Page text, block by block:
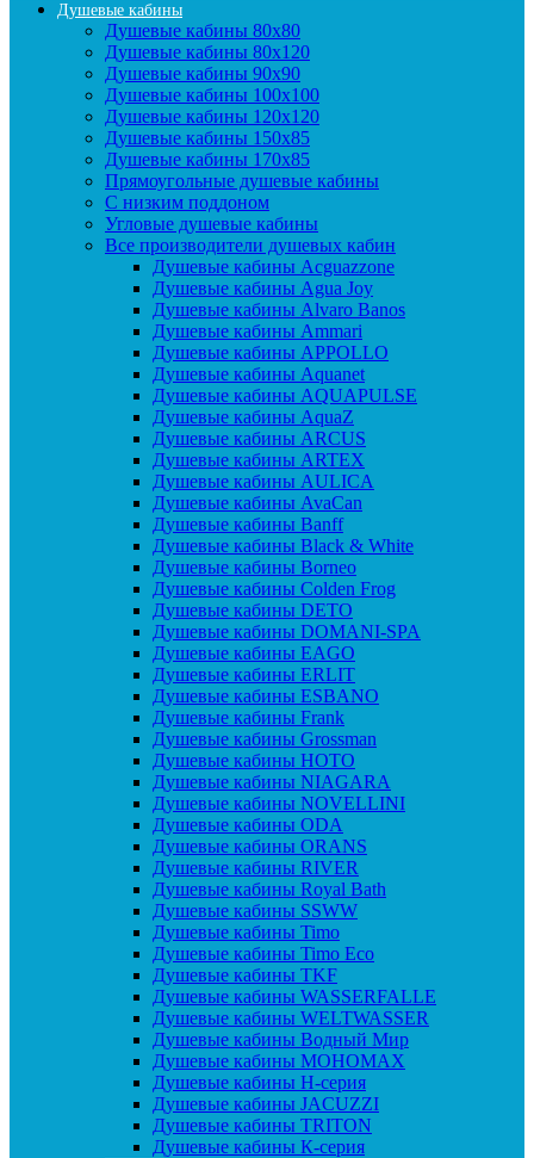
Душевые кабины
Душевые кабины 80x80
Душевые кабины 80x120
Душевые кабины 90х90
Душевые кабины 100x100
Душевые кабины 120x120
Душевые кабины 150x85
Душевые кабины 170x85
Прямоугольные душевые кабины
С низким поддоном
Угловые душевые кабины
Все производители душевых кабин
Душевые кабины Acguazzone
Душевые кабины Agua Joy
Душевые кабины Alvaro Banos
Душевые кабины Ammari
Душевые кабины APPOLLO
Душевые кабины Aquanet
Душевые кабины AQUAPULSE
Душевые кабины AquaZ
Душевые кабины ARCUS
Душевые кабины ARTEX
Душевые кабины AULICA
Душевые кабины AvaCan
Душевые кабины Banff
Душевые кабины Black & White
Душевые кабины Borneo
Душевые кабины Colden Frog
Душевые кабины DETO
Душевые кабины DOMANI-SPA
Душевые кабины EAGO
Душевые кабины ERLIT
Душевые кабины ESBANO
Душевые кабины Frank
Душевые кабины Grossman
Душевые кабины HOTO
Душевые кабины NIAGARA
Душевые кабины NOVELLINI
Душевые кабины ODA
Душевые кабины ORANS
Душевые кабины RIVER
Душевые кабины Royal Bath
Душевые кабины SSWW
Душевые кабины Timo
Душевые кабины Timo Eco
Душевые кабины TKF
Душевые кабины WASSERFALLE
Душевые кабины WELTWASSER
Душевые кабины Водный Мир
Душевые кабины МОНОМАХ
Душевые кабины H-серия
Душевые кабины JACUZZI
Душевые кабины TRITON
Душевые кабины К-серия